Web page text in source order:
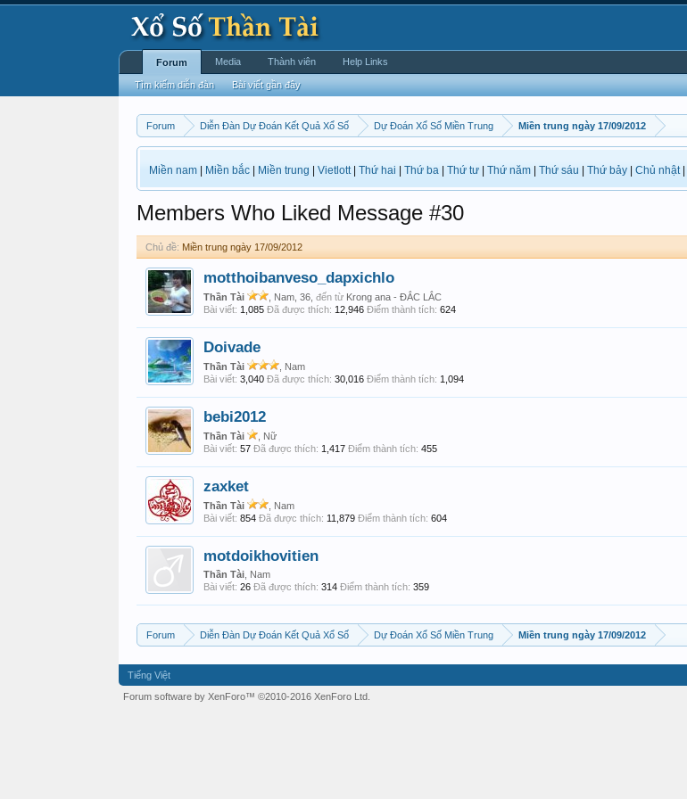
Forum Diễn Đàn Dự Đoán Kết Quả Xổ Số Dự Đoán Xổ Số Miền Trung Miền trung ngày 17/09/2012
Miền nam Miền bắc Miền trung Vietlott| Thứ hai Thứ ba Thứ tư Thứ năm Thứ sáu Thứ bảy Chủ nhật|
Members Who Liked Message #30
Chủ đề: Miền trung ngày 17/09/2012
motthoibanveso_dapxichlo
Thần Tài , Nam, 36, đến từ Krong ana - ĐẮC LẮC
Bài viết: 1,085 Đã được thích: 12,946 Điểm thành tích: 624
Doivade
Thần Tài
, Nam
Bài viết: 3,040 Đã được thích: 30,016 Điểm thành tích: 1,094
bebi2012
Thần Tài
, Nữ
Bài viết: 57 Đã được thích: 1,417 Điểm thành tích: 455
zaxket
Thần Tài
, Nam
Bài viết: 854 Đã được thích: 11,879 Điểm thành tích: 604
motdoikhovitien
Thần Tài , Nam
Bài viết: 26 Đã được thích: 314 Điểm thành tích: 359
Forum Diễn Đàn Dự Đoán Kết Quả Xổ Số Dự Đoán Xổ Số Miền Trung Miền trung ngày 17/09/2012
Forum
Tìm kiếm diễn đàn Bài viết gần đây
Media Thành viên Help Links
Tiếng Việt
Forum software by XenForo™ ©2010-2016 XenForo Ltd.